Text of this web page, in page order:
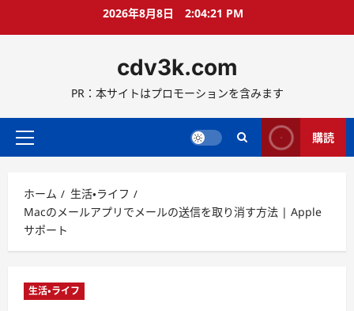
ス
ッ
2026年8月8日 2:04:22 PM
cdv3k.com
PR：本サイトはプロモーションを含みます
メ
メ
ニ
ュ
ー
購読
ホーム
生活・ライフ
Macのメールアプリでメールの送信を取り消す方法 | Apple
サポート
生活・ライフ